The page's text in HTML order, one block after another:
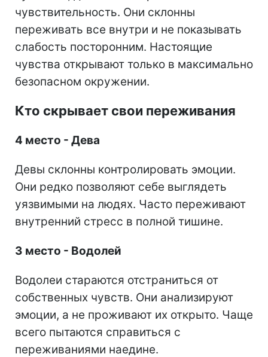
чувствительность. Они склонны
переживать все внутри и не показывать
слабость посторонним. Настоящие
чувства открывают только в максимально
безопасном окружении.
Кто скрывает свои переживания
4 место - Дева
Девы склонны контролировать эмоции.
Они редко позволяют себе выглядеть
уязвимыми на людях. Часто переживают
внутренний стресс в полной тишине.
3 место - Водолей
Водолеи стараются отстраниться от
собственных чувств. Они анализируют
эмоции, а не проживают их открыто. Чаще
всего пытаются справиться с
переживаниями наедине.